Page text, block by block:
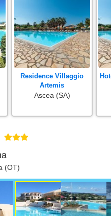
Residence Villaggio
Artemis
Ascea (SA)
(OT)